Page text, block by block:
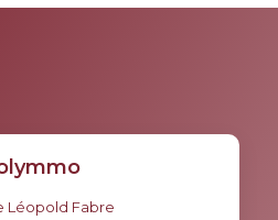
Léopold Fabre